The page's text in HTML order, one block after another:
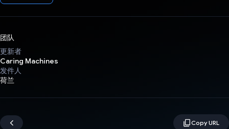
团队
更新者
Caring Machines
发件人
荷兰